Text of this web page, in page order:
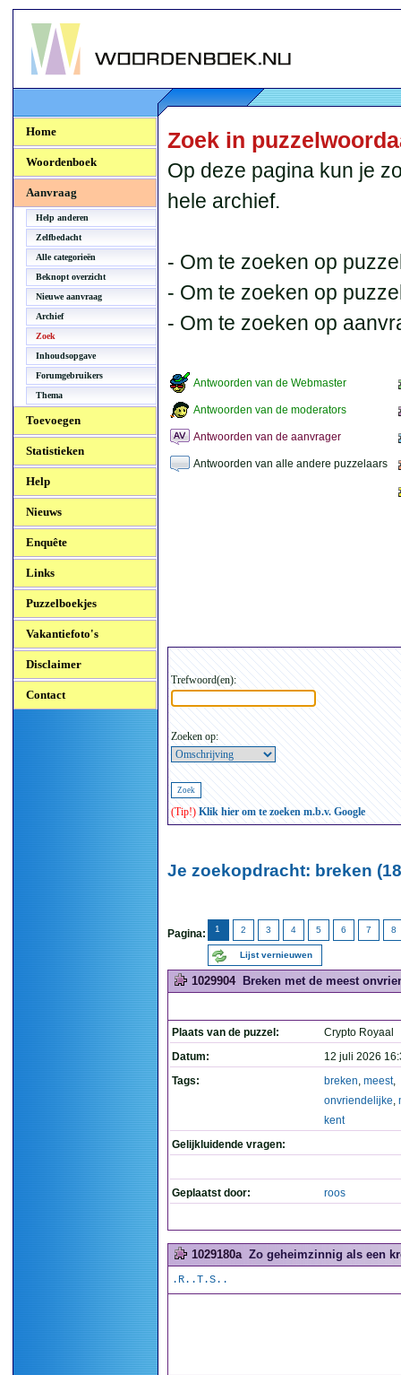
Woordenboek.NU
Home
Woordenboek
Aanvraag
Help anderen
Zelfbedacht
Alle categorieën
Beknopt overzicht
Nieuwe aanvraag
Archief
Zoek
Inhoudsopgave
Forumgebruikers
Thema
Toevoegen
Statistieken
Help
Nieuws
Enquête
Links
Puzzelboekjes
Vakantiefoto's
Disclaimer
Contact
Zoek in
Op deze pagina kun je
hele archief.
- Om te zoeken op
- Om te zoeken op
- Om te zoeken op
Antwoorden van de Webmaster
Antwoorden van de moderators
Antwoorden van de aanvrager
Antwoorden van alle andere puzzelaars
Trefwoord(en):
Zoeken op:
(Tip!) Klik hier om te zoeken m.b.v. Google
Je zoekopdracht: breken
Pagina: 1 2 3 4 5 6 7 8
Lijst vernieuwen
1029904 Breken met de meest
Plaats van de puzzel:
Crypto Royaal
Datum:
12 juli 2026
Tags:
breken, meest,
onvriendelijke,
kent
Gelijkluidende vragen:
Geplaatst door: roos
1029180a Zo geheimzinnig als een
.R..T.S..